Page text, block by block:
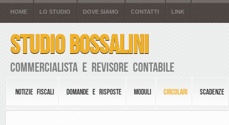
HOME LO STUDIO DOVE SIAMO CONTATTI LINK
STUDIO BOSSALINI
Commercialista e Revisore Contabile
NOTIZIE FISCALI DOMANDE E RISPOSTE MODULI CIRCOLARI SCADENZE